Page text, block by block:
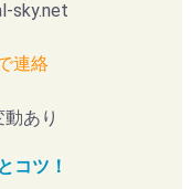
sky.net
連絡
あり
コツ！